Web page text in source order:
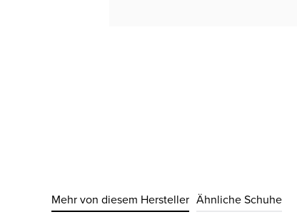
Mehr von diesem Hersteller Ähnliche Schuhe